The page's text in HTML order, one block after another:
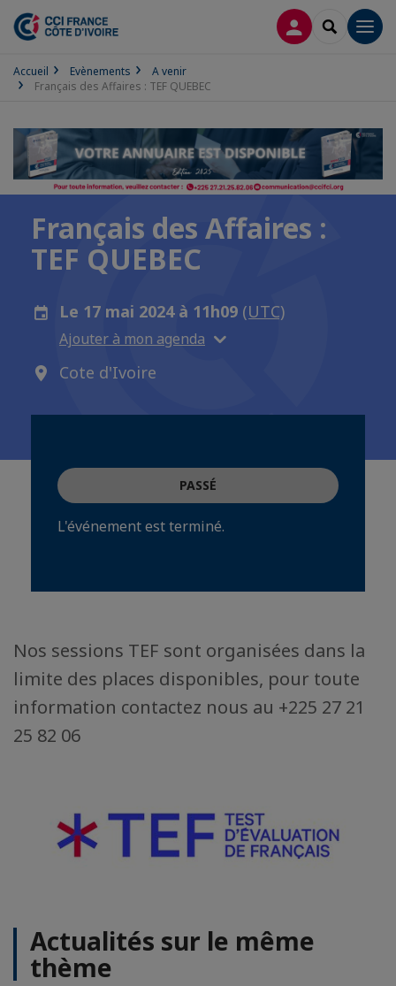
CONNEXION
Accueil Evènements
A venir
Français des Affaires : TEF QUEBEC
Français des Affaires :
TEF QUEBEC
Le 17 mai 2024 à 11h09 (UTC)
Ajouter à mon agenda
Cote d'Ivoire
PASSÉ
L'événement est terminé.
Nos sessions TEF sont organisées dans la
limite des places disponibles, pour toute
information contactez nous au +225 27 21
25 82 06
Actualités sur le même
thème